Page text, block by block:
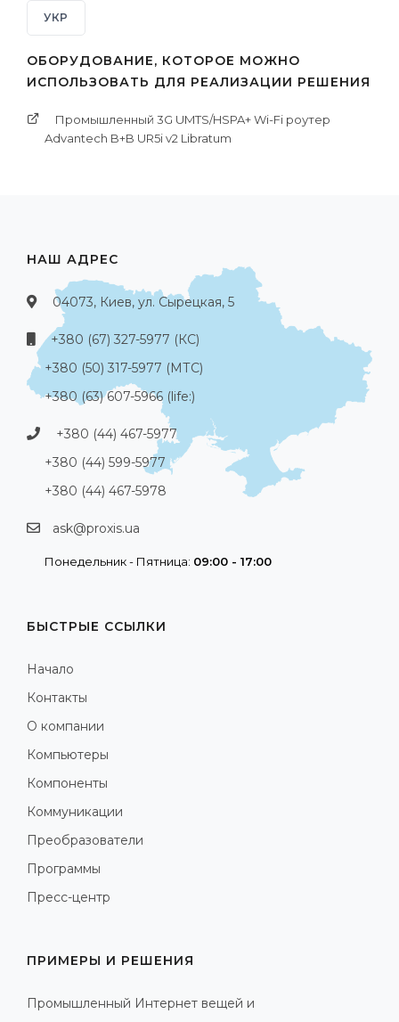
УКР
ОБОРУДОВАНИЕ, КОТОРОЕ МОЖНО
ИСПОЛЬЗОВАТЬ ДЛЯ РЕАЛИЗАЦИИ РЕШЕНИЯ
Промышленный 3G UMTS/HSPA+ Wi-Fi роутер
Advantech B+B UR5i v2 Libratum
НАШ АДРЕС
04073, Киев, ул. Сырецкая, 5
+380 (67) 327-5977 (КС)
+380 (50) 317-5977 (МТС)
+380 (63) 607-5966 (life:)
+380 (44) 467-5977
+380 (44) 599-5977
+380 (44) 467-5978
ask@proxis.ua
Понедельник - Пятница: 09:00 - 17:00
БЫСТРЫЕ ССЫЛКИ
Начало
Контакты
О компании
Компьютеры
Компоненты
Коммуникации
Преобразователи
Программы
Пресс-центр
ПРИМЕРЫ И РЕШЕНИЯ
Промышленный Интернет вещей и